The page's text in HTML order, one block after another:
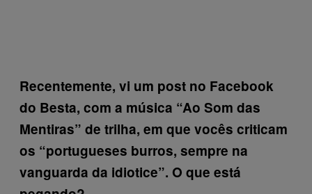
Recentemente, vi um post no Facebook
do Besta, com a música “Ao Som das
Mentiras” de trilha, em que vocês criticam
os “portugueses burros, sempre na
vanguarda da idiotice”. O que está